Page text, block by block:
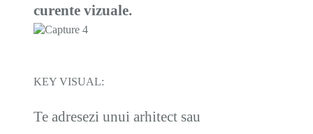
curente vizuale.
KEY VISUAL:
Te adresezi unui arhitect sau